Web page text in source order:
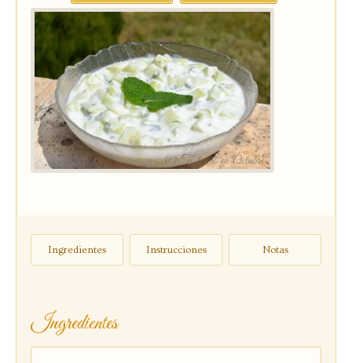
Ingredientes Instrucciones Notas
Ingredientes